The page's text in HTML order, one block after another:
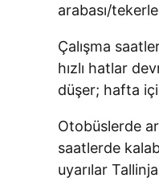
arabası/
Çalışma
hızlı hatlar
düşer; hafta içi
Otobüslerde
saatlerde
uyarılar